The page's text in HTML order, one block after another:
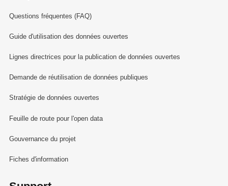
Questions fréquentes (FAQ)
Guide d'utilisation des données ouvertes
Lignes directrices pour la publication de données ouvertes
Demande de réutilisation de données publiques
Stratégie de données ouvertes
Feuille de route pour l'open data
Gouvernance du projet
Fiches d'information